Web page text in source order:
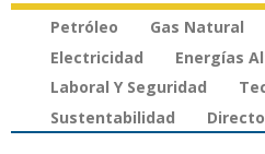
Petróleo Gas Natural
Electricidad
Energías
Laboral Y Seguridad
Sustentabilidad